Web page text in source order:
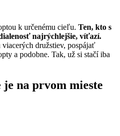
k určenému cieľu. Ten, kto s
najrýchlejšie, víťazí.
družstiev, pospájať
a podobne. Tak, už si stačí iba
je na prvom mieste